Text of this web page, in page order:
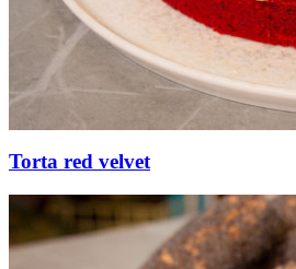
Torta red velvet